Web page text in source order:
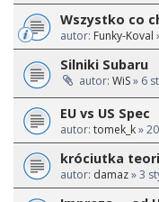
Wszystko co
autor: Funky-Koval
Silniki Subaru
autor: WiS» 6
EU vs US Spec
autor: tomek_k»
króciutka
autor: damaz» 3